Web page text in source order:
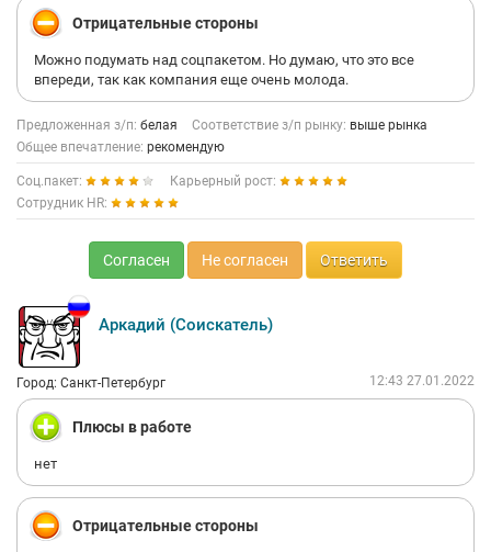
Отрицательные стороны
Можно подумать над соцпакетом. Но думаю, что это все
впереди, так как компания еще очень молода.
Предложенная з/п: белая Соответствие з/п рынку: выше рынка
Общее впечатление: рекомендую
Соц.пакет:
Карьерный рост:
Сотрудник HR:
Согласен Не согласен Ответить
Аркадий (Соискатель)
Город: Санкт-Петербург 12:43 27.01.2022
Плюсы в работе
нет
Отрицательные стороны